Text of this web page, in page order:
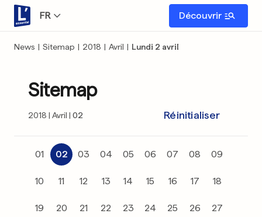
FR Découvrir
News | Sitemap | 2018 | Avril | Lundi 2 avril
Sitemap
2018 Avril 02 Réinitialiser
01 02 03 04 05 06 07 08 09
10 11 12 13 14 15 16 17 18
19 20 21 22 23 24 25 26 27